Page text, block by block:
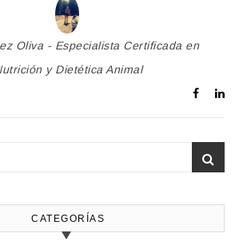
Oliva - Especialista Certificada en
y Dietética Animal
CATEGORÍAS